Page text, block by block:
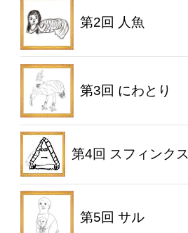
第2回 人魚
第3回 にわとり
第4回 スフィンクス
第5回 サル